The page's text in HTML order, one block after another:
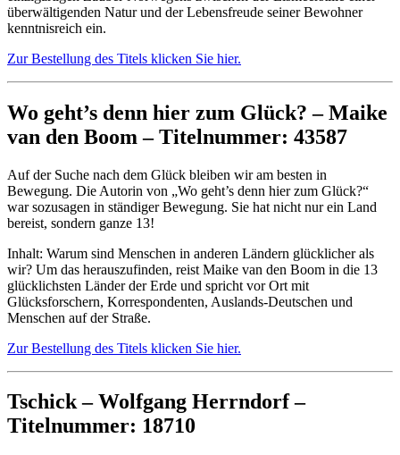
überwältigenden Natur und der Lebensfreude seiner Bewohner
kenntnisreich ein.
Zur Bestellung des Titels klicken Sie hier.
Wo geht’s denn hier zum Glück? – Maike
van den Boom – Titelnummer: 43587
Auf der Suche nach dem Glück bleiben wir am besten in
Bewegung. Die Autorin von „Wo geht’s denn hier zum Glück?“
war sozusagen in ständiger Bewegung. Sie hat nicht nur ein Land
bereist, sondern ganze 13!
Inhalt: Warum sind Menschen in anderen Ländern glücklicher als
wir? Um das herauszufinden, reist Maike van den Boom in die 13
glücklichsten Länder der Erde und spricht vor Ort mit
Glücksforschern, Korrespondenten, Auslands-Deutschen und
Menschen auf der Straße.
Zur Bestellung des Titels klicken Sie hier.
Tschick – Wolfgang Herrndorf –
Titelnummer: 18710